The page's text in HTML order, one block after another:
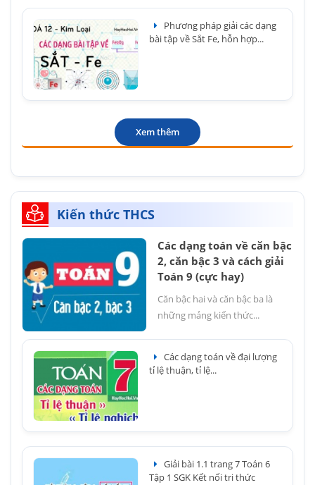
Phương pháp giải các dạng
bài tập về Sắt Fe, hỗn hợp...
Xem thêm
Kiến thức THCS
Các dạng toán về căn bậc
2, căn bậc 3 và cách giải
Toán 9 (cực hay)
Căn bậc hai và căn bậc ba là
những mảng kiến thức...
Các dạng toán về đại lượng
tỉ lệ thuận, tỉ lệ...
Giải bài 1.1 trang 7 Toán 6
Tập 1 SGK Kết nối tri thức